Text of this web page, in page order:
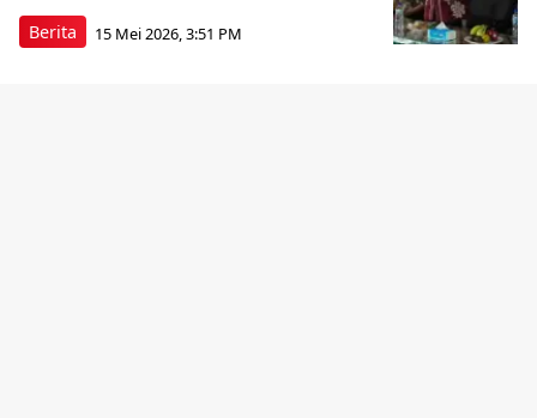
Berita 15 Mei 2026, 3:51 PM